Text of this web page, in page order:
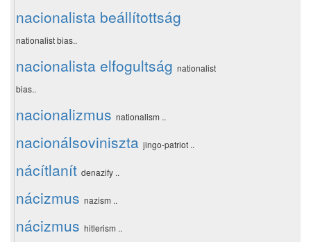
nacionalista beállítottság
nationalist bias..
nacionalista elfogultság nationalist
bias..
nacionalizmus nationalism ..
nacionálsoviniszta jingo-patriot ..
nácítlanít denazify ..
nácizmus nazism ..
nácizmus hitlerism ..